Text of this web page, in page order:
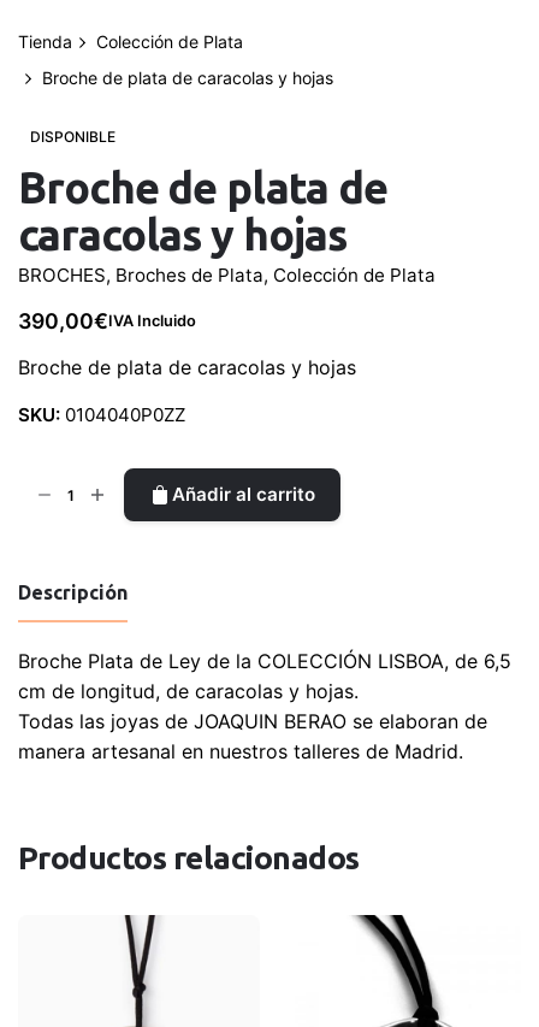
Tienda
Colección de Plata
Broche de plata de caracolas y hojas
DISPONIBLE
Broche de plata de
caracolas y hojas
BROCHES, Broches de Plata, Colección de Plata
390,00€IVA Incluido
Broche de plata de caracolas y hojas
SKU: 0104040P0ZZ
caracolas
hojas
cantidad
Añadir al carrito
Descripción
Broche Plata de Ley de la COLECCIÓN LISBOA, de 6,5
cm de longitud, de caracolas y hojas.
Todas las joyas de JOAQUIN BERAO se elaboran de
manera artesanal en nuestros talleres de Madrid.
Productos relacionados